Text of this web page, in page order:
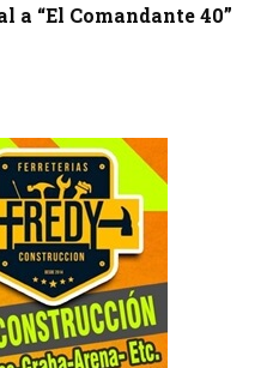
“El Comandante 40”